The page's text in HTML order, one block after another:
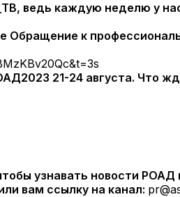
ведь каждую неделю у
к
21-24 августа. Что
узнавать новости
вам ссылку на канал: